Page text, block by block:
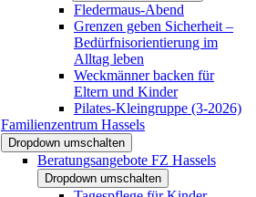
Fledermaus-Abend
Grenzen geben Sicherheit –
Bedürfnisorientierung im
Alltag leben
Weckmänner backen für
Eltern und Kinder
Pilates-Kleingruppe (3-2026)
Familienzentrum Hassels
Dropdown umschalten
Beratungsangebote FZ Hassels
Dropdown umschalten